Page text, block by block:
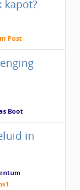
kapot?
Post
Boot
in